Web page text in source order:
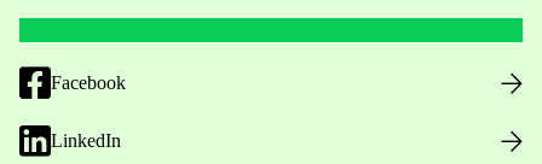
Facebook
LinkedIn